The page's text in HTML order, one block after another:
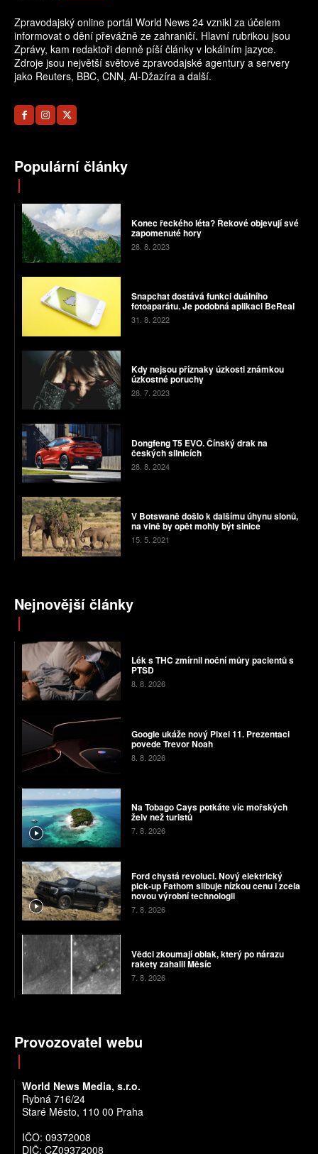
Zpravodajský online portál World News 24 vznikl za účelem
informovat o dění převážně ze zahraničí. Hlavní rubrikou jsou
Zprávy, kam redaktoři denně píší články v lokálním jazyce.
Zdroje jsou největší světové zpravodajské agentury a servery
jako Reuters, BBC, CNN, Al-Džazíra a další.
Populární články
Konec řeckého léta? Řekové objevují své
zapomenuté hory
28. 8. 2023
Snapchat dostává funkci duálního
fotoaparátu. Je podobná aplikaci BeReal
31. 8. 2022
Kdy nejsou příznaky úzkosti známkou
úzkostné poruchy
28. 7. 2023
Dongfeng T5 EVO. Čínský drak na
českých silnicích
28. 8. 2024
V Botswaně došlo k dalšímu úhynu slonů,
na vině by opět mohly být sinice
15. 5. 2021
Nejnovější články
Lék s THC zmírnil noční můry pacientů s
PTSD
8. 8. 2026
Google ukáže nový Pixel 11. Prezentaci
povede Trevor Noah
8. 8. 2026
Na Tobago Cays potkáte víc mořských
želv než turistů
7. 8. 2026
Ford chystá revoluci. Nový elektrický
pick-up Fathom slibuje nízkou cenu i zcela
novou výrobní technologii
7. 8. 2026
Vědci zkoumají oblak, který po nárazu
rakety zahalil Měsíc
7. 8. 2026
Provozovatel webu
World News Media, s.r.o.
Rybná 716/24
Staré Město, 110 00 Praha
IČO: 09372008
DIČ: CZ09372008